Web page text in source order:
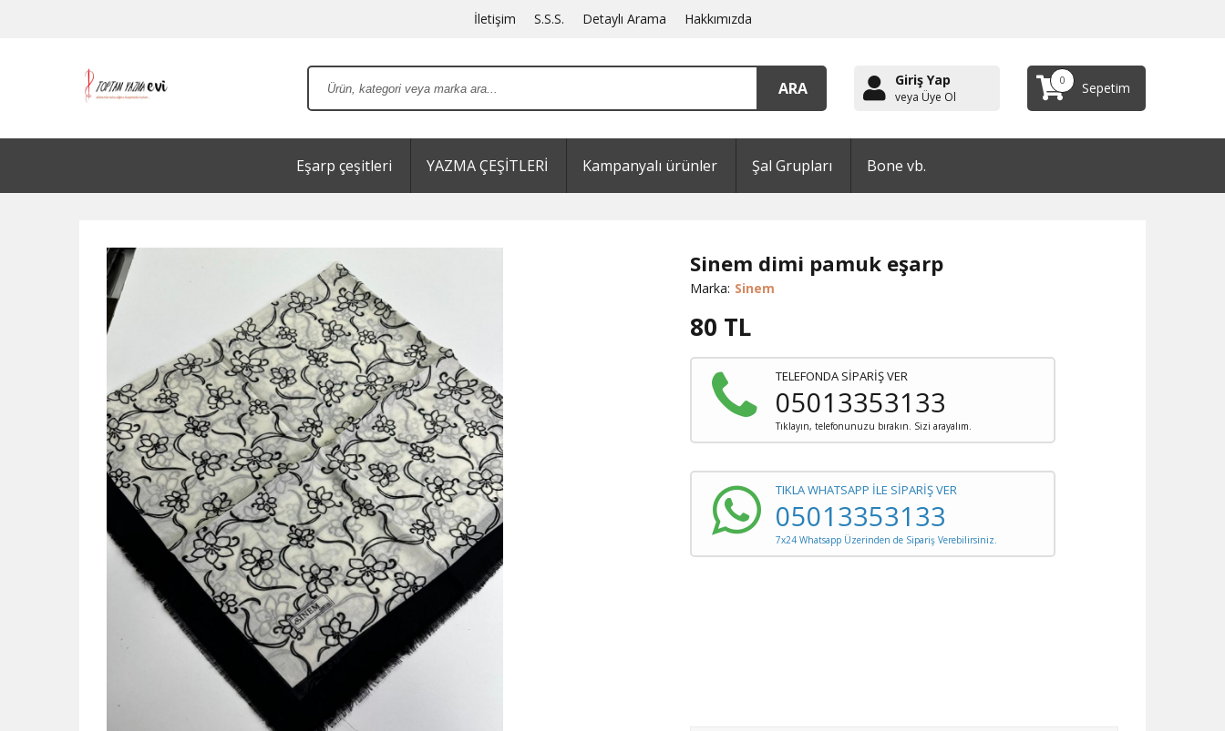
İletişim S.S.S. Detaylı Arama Hakkımızda
Giriş Yap
veya Üye Ol
0 Sepetim
Eşarp çeşitleri YAZMA ÇEŞİTLERİ Kampanyalı ürünler Şal Grupları Bone vb.
Sinem dimi pamuk eşarp
Marka: Sinem
80 TL
TELEFONDA SİPARİŞ VER
05013353133
Tıklayın, telefonunuzu bırakın. Sizi arayalım.
TIKLA WHATSAPP İLE SİPARİŞ VER
05013353133
7x24 Whatsapp Üzerinden de Sipariş Verebilirsiniz.